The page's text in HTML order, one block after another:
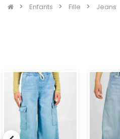
Enfants Fille Jeans